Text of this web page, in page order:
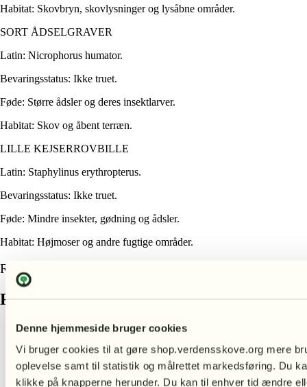
Denne hjemmeside bruger cookies
Vi bruger cookies til at gøre shop.verdensskove.org mere
oplevelse samt til statistik og målrettet markedsføring. Du
klikke på knapperne herunder. Du kan til enhver tid ændre
Habitat: Skovbryn, skovlysninger og lysåbne områder.
SORT ÅDSELGRAVER
Latin: Nicrophorus humator.
Bevaringsstatus: Ikke truet.
Føde: Større ådsler og deres insektlarver.
Habitat: Skov og åbent terræn.
LILLE KEJSERROVBILLE
Latin: Staphylinus erythropterus.
Bevaringsstatus: Ikke truet.
Føde: Mindre insekter, gødning og ådsler.
Habitat: Højmoser og andre fugtige områder.
Relateret produkter
Relaterede varer